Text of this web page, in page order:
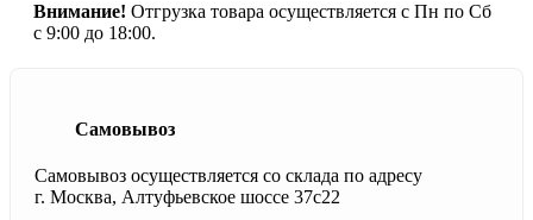
Внимание! Отгрузка товара осуществляется с Пн по Сб
с 9:00 до 18:00.
Самовывоз
Самовывоз осуществляется со склада по адресу
г. Москва, Алтуфьевское шоссе 37с22